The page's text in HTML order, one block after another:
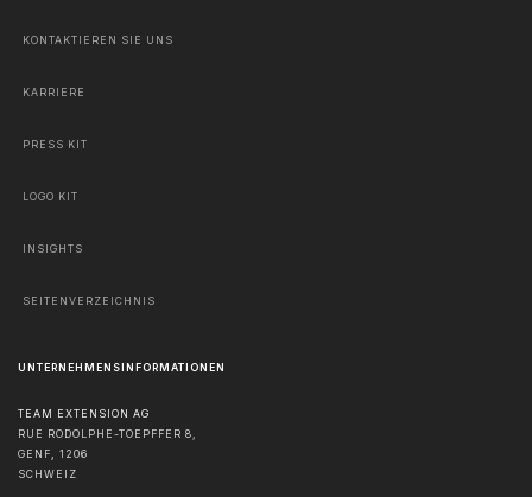
KONTAKTIEREN SIE UNS
KARRIERE
PRESS KIT
LOGO KIT
INSIGHTS
SEITENVERZEICHNIS
UNTERNEHMENSINFORMATIONEN
TEAM EXTENSION AG
RUE RODOLPHE-TOEPFFER 8,
GENF, 1206
SCHWEIZ